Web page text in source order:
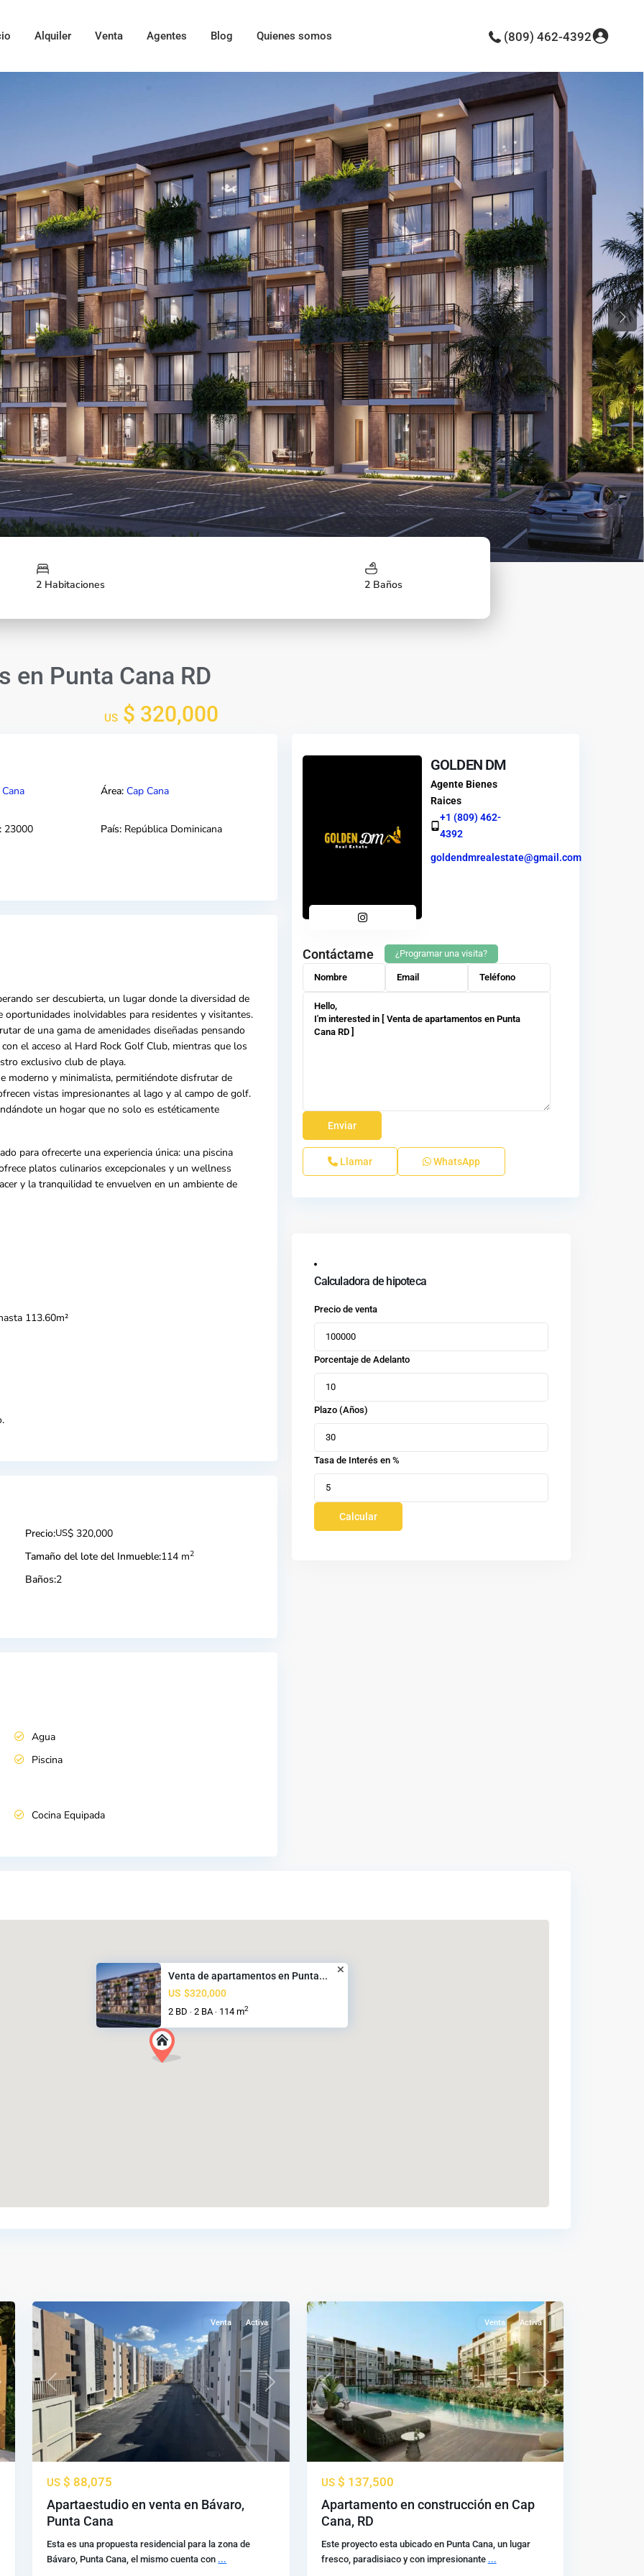
Alquiler Venta Agentes Blog Quienes somos (809) 462-4392
Next
2 Habitaciones 2 Baños
en Punta Cana RD
US$ 320,000
Área: Cap Cana
23000 País: República Dominicana
ser descubierta, un lugar donde la diversidad de
oportunidades inolvidables para residentes y visitantes.
de una gama de amenidades diseñadas pensando
el acceso al Hard Rock Golf Club, mientras que los
exclusivo club de playa.
moderno y minimalista, permitiéndote disfrutar de
vistas impresionantes al lago y al campo de golf.
un hogar que no solo es estéticamente
para ofrecerte una experiencia única: una piscina
platos culinarios excepcionales y un wellness
y la tranquilidad te envuelven en un ambiente de
113.60m²
Precio:US$ 320,000
Tamaño del lote del Inmueble:114 m2
Baños:2
Agua
Piscina
Cocina Equipada
GOLDEN DM
Agente Bienes
Raices
+1 (809) 462-
4392
goldendmrealestate@gmail.com
Contáctame ¿Programar una visita?
Llamar WhatsApp
Calculadora de hipoteca
Precio de venta
Porcentaje de Adelanto
Plazo (Años)
Tasa de Interés en %
Calcular
Venta de apartamentos en Punta...
US $320,000
2 BD · 2 BA · 114 m2
Previous Next
Venta Activa
US $ 88,075
Apartaestudio en venta en Bávaro,
Punta Cana
Esta es una propuesta residencial para la zona de
Bávaro, Punta Cana, el mismo cuenta con ...
Cap
Previous Next
Venta Activa
US$ 137,500
Apartamento en construcción en Cap
Cana, RD
Este proyecto esta ubicado en Punta Cana, un lugar
fresco, paradisiaco y con impresionante ...